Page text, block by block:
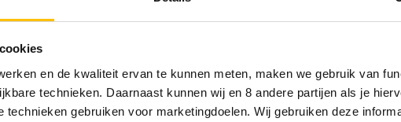
en de kwaliteit ervan te kunnen meten, maken we gebruik van
technieken. Daarnaast kunnen wij en 8 andere partijen als je
technieken gebruiken voor marketingdoelen. Wij gebruiken deze